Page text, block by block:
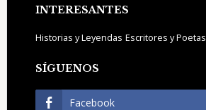
INTERESANTES
Historias y Leyendas Escritores y Poetas
SÍGUENOS
Facebook